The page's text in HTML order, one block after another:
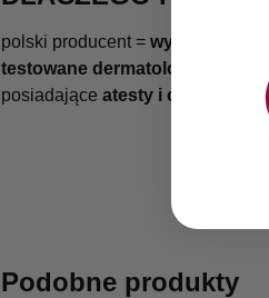
polski producent = wysoka jakość
testowane dermatologicznie
posiadające atesty i certyfikaty
Podobne produkty